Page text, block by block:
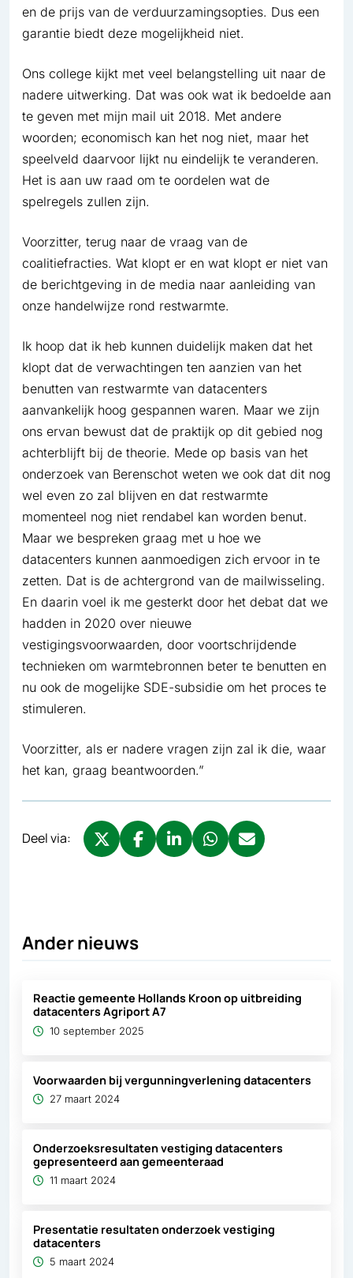
en de prijs van de verduurzamingsopties. Dus een
garantie biedt deze mogelijkheid niet.
Ons college kijkt met veel belangstelling uit naar de
nadere uitwerking. Dat was ook wat ik bedoelde aan
te geven met mijn mail uit 2018. Met andere
woorden; economisch kan het nog niet, maar het
speelveld daarvoor lijkt nu eindelijk te veranderen.
Het is aan uw raad om te oordelen wat de
spelregels zullen zijn.
Voorzitter, terug naar de vraag van de
coalitiefracties. Wat klopt er en wat klopt er niet van
de berichtgeving in de media naar aanleiding van
onze handelwijze rond restwarmte.
Ik hoop dat ik heb kunnen duidelijk maken dat het
klopt dat de verwachtingen ten aanzien van het
benutten van restwarmte van datacenters
aanvankelijk hoog gespannen waren. Maar we zijn
ons ervan bewust dat de praktijk op dit gebied nog
achterblijft bij de theorie. Mede op basis van het
onderzoek van Berenschot weten we ook dat dit nog
wel even zo zal blijven en dat restwarmte
momenteel nog niet rendabel kan worden benut.
Maar we bespreken graag met u hoe we
datacenters kunnen aanmoedigen zich ervoor in te
zetten. Dat is de achtergrond van de mailwisseling.
En daarin voel ik me gesterkt door het debat dat we
hadden in 2020 over nieuwe
vestigingsvoorwaarden, door voortschrijdende
technieken om warmtebronnen beter te benutten en
nu ook de mogelijke SDE-subsidie om het proces te
stimuleren.
Voorzitter, als er nadere vragen zijn zal ik die, waar
het kan, graag beantwoorden.”
Deel via:
Ander nieuws
Reactie gemeente Hollands Kroon op uitbreiding
datacenters Agriport A7
10 september 2025
Voorwaarden bij vergunningverlening datacenters
27 maart 2024
Onderzoeksresultaten vestiging datacenters
gepresenteerd aan gemeenteraad
11 maart 2024
Presentatie resultaten onderzoek vestiging
datacenters
5 maart 2024